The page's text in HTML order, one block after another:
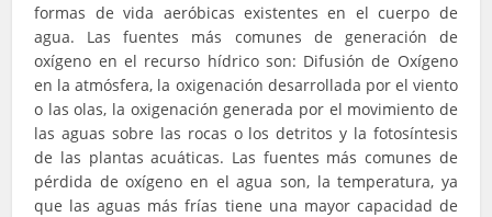
formas de vida aeróbicas existentes en el cuerpo de
agua. Las fuentes más comunes de generación de
oxígeno en el recurso hídrico son: Difusión de Oxígeno
en la atmósfera, la oxigenación desarrollada por el viento
o las olas, la oxigenación generada por el movimiento de
las aguas sobre las rocas o los detritos y la fotosíntesis
de las plantas acuáticas. Las fuentes más comunes de
pérdida de oxígeno en el agua son, la temperatura, ya
que las aguas más frías tiene una mayor capacidad de